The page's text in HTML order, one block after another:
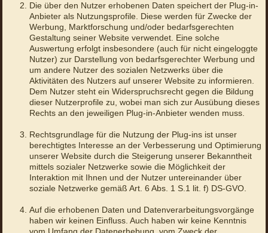
Die über den Nutzer erhobenen Daten speichert der Plug-in-
Anbieter als Nutzungsprofile. Diese werden für Zwecke der
Werbung, Marktforschung und/oder bedarfsgerechten
Gestaltung seiner Website verwendet. Eine solche
Auswertung erfolgt insbesondere (auch für nicht eingeloggte
Nutzer) zur Darstellung von bedarfsgerechter Werbung und
um andere Nutzer des sozialen Netzwerks über die
Aktivitäten des Nutzers auf unserer Website zu informieren.
Dem Nutzer steht ein Widerspruchsrecht gegen die Bildung
dieser Nutzerprofile zu, wobei man sich zur Ausübung dieses
Rechts an den jeweiligen Plug-in-Anbieter wenden muss.
Rechtsgrundlage für die Nutzung der Plug-ins ist unser
berechtigtes Interesse an der Verbesserung und Optimierung
unserer Website durch die Steigerung unserer Bekanntheit
mittels sozialer Netzwerke sowie die Möglichkeit der
Interaktion mit Ihnen und der Nutzer untereinander über
soziale Netzwerke gemäß Art. 6 Abs. 1 S.1 lit. f) DS-GVO.
Auf die erhobenen Daten und Datenverarbeitungsvorgänge
haben wir keinen Einfluss. Auch haben wir keine Kenntnis